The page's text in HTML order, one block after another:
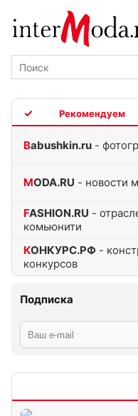
Babushkin.ru -
MODA.RU - новости
FASHION.RU -
комьюнити
КОНКУРС.РФ -
конкурсов
Подписка